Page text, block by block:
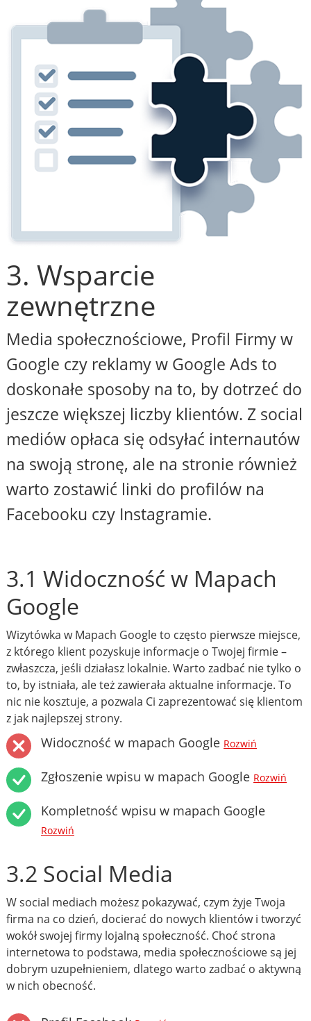
3. Wsparcie
zewnętrzne
Media społecznościowe, Profil Firmy w
Google czy reklamy w Google Ads to
doskonałe sposoby na to, by dotrzeć do
jeszcze większej liczby klientów. Z social
mediów opłaca się odsyłać internautów
na swoją stronę, ale na stronie również
warto zostawić linki do profilów na
Facebooku czy Instagramie.
3.1 Widoczność w Mapach
Google
Wizytówka w Mapach Google to często pierwsze miejsce,
z którego klient pozyskuje informacje o Twojej firmie –
zwłaszcza, jeśli działasz lokalnie. Warto zadbać nie tylko o
to, by istniała, ale też zawierała aktualne informacje. To
nic nie kosztuje, a pozwala Ci zaprezentować się klientom
z jak najlepszej strony.
Widoczność w mapach Google Rozwiń
Zgłoszenie wpisu w mapach Google Rozwiń
Kompletność wpisu w mapach Google
Rozwiń
3.2 Social Media
W social mediach możesz pokazywać, czym żyje Twoja
firma na co dzień, docierać do nowych klientów i tworzyć
wokół swojej firmy lojalną społeczność. Choć strona
internetowa to podstawa, media społecznościowe są jej
dobrym uzupełnieniem, dlatego warto zadbać o aktywną
w nich obecność.